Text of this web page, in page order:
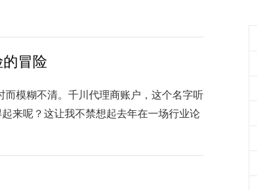
冒险
模糊不清。千川代理商账户，这个名字听
来呢？这让我不禁想起去年在一场行业论